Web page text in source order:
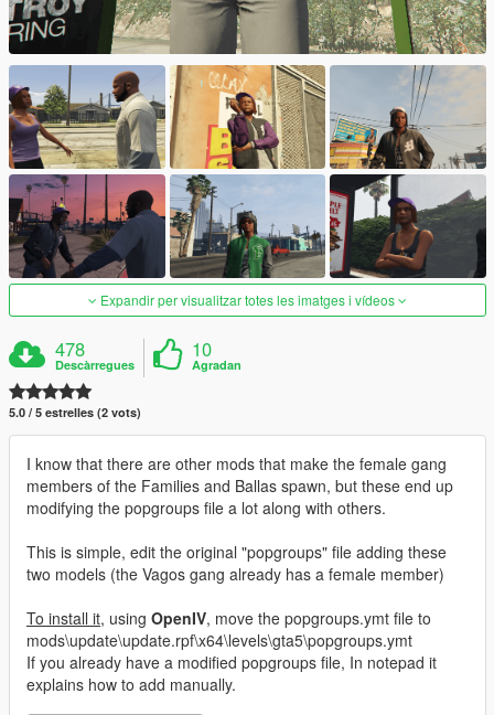
Expandir per visualitzar totes les imatges i vídeos
478
Descàrregues
10
Agradan
5.0 / 5 estrelles (2 vots)
I know that there are other mods that make the female gang
members of the Families and Ballas spawn, but these end up
modifying the popgroups file a lot along with others.
This is simple, edit the original "popgroups" file adding these
two models (the Vagos gang already has a female member)
To install it, using OpenIV, move the popgroups.ymt file to
mods\update\update.rpf\x64\levels\gta5\popgroups.ymt
If you already have a modified popgroups file, In notepad it
explains how to add manually.